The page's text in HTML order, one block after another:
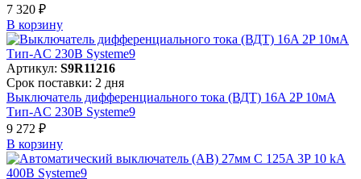
7 320 ₽
В корзинy
Артикул: S9R11216
Срок поставки: 2 дня
Выключатель дифференциального тока (ВДТ) 16A 2P 10мА
Тип-AC 230В Systeme9
9 272 ₽
В корзинy